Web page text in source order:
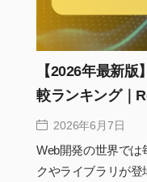
違い、システム開
ワークまでをわか
【2026年最新
較ランキング｜
FastAPIは本当に
2026年6月7日
Web開発の世界で
クやライブラリが